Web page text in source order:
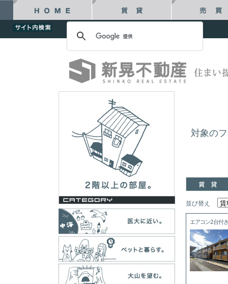
対象の
並び替え
エアコン2台